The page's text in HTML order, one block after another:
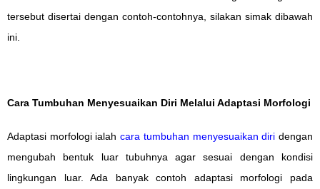
tersebut disertai dengan contoh-contohnya, silakan simak dibawah
ini.
Cara Tumbuhan Menyesuaikan Diri Melalui Adaptasi Morfologi
Adaptasi morfologi ialahcara tumbuhan menyesuaikan diri dengan
mengubah bentuk luar tubuhnya agar sesuai dengan kondisi
lingkungan luar. Ada banyak contoh adaptasi morfologi pada